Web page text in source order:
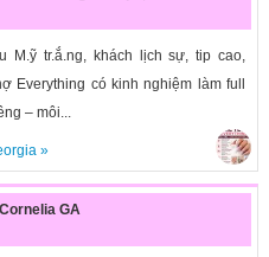
M.ỹ tr.ắ.ng, khách lịch sự, tip cao,
Everything có kinh nghiệm làm full
– môi...
»
GA